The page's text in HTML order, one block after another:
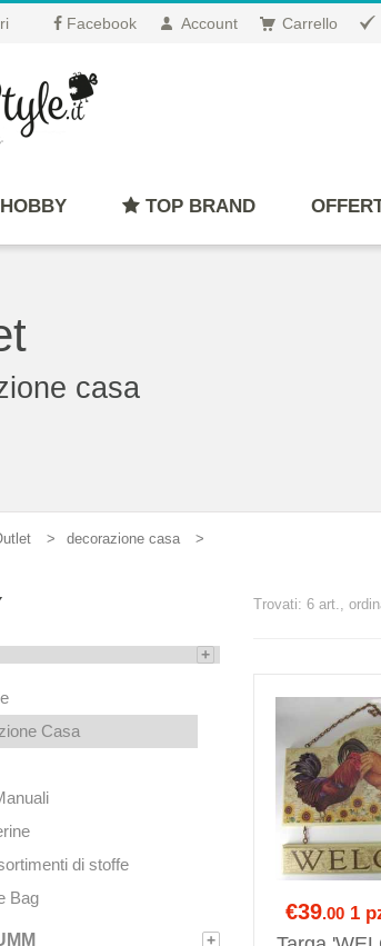
Facebook Account Carrello
HOBBY TOP BRAND
casa
decorazione casa
+
Casa
di stoffe
Bag
+
Trovati: 6 art.,
€39.001